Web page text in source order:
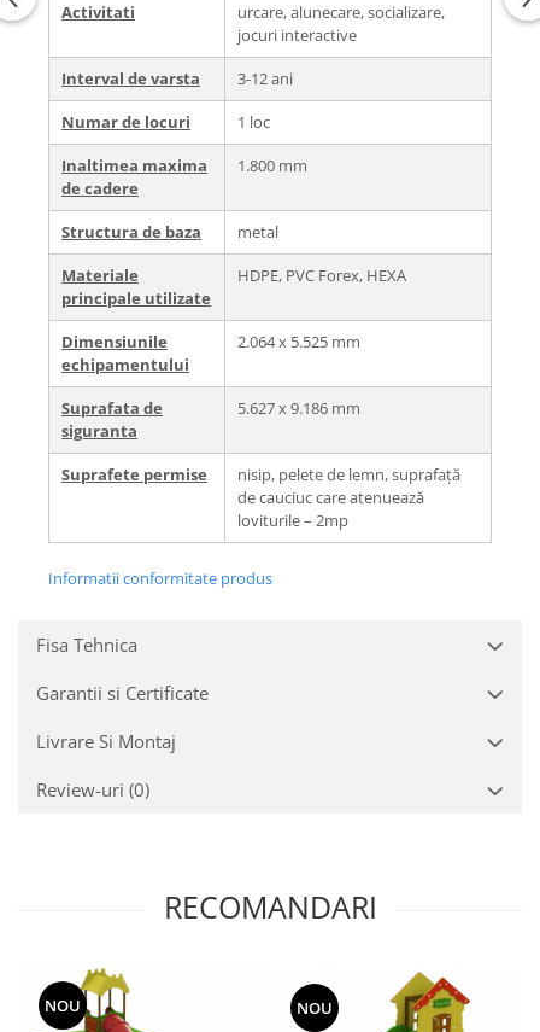
Activitati
urcare, alunecare, socializare,
jocuri interactive
Interval de varsta
3-12 ani
Numar de locuri
1 loc
Inaltimea maxima
de cadere
1.800 mm
Structura de baza
metal
Materiale
principale utilizate
HDPE, PVC Forex, HEXA
Dimensiunile
echipamentului
2.064 x 5.525 mm
Suprafata de
siguranta
5.627 x 9.186 mm
Suprafete permise
nisip, pelete de lemn, suprafață
de cauciuc care atenuează
loviturile – 2mp
Informatii conformitate produs
Fisa Tehnica
Garantii si Certificate
Livrare Si Montaj
Review-uri (0)
RECOMANDARI
NOU NOU